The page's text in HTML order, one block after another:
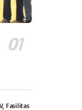
Fasilitas